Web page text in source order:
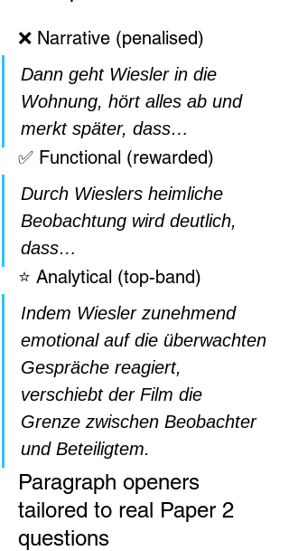
❌ Narrative (penalised)
Dann geht Wiesler in die
Wohnung, hört alles ab und
merkt später, dass…
✅ Functional (rewarded)
Durch Wieslers heimliche
Beobachtung wird deutlich,
dass…
⭐ Analytical (top-band)
Indem Wiesler zunehmend
emotional auf die überwachten
Gespräche reagiert,
verschiebt der Film die
Grenze zwischen Beobachter
und Beteiligtem.
Paragraph openers
tailored to real Paper 2
questions